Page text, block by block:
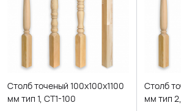
Столб точеный 100х100х1100
мм тип 1, СТ1-100
Столб